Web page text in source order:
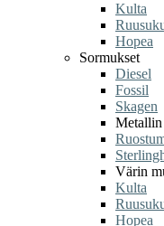
Kulta
Hopea
Sormukset
Diesel
Fossil
Skagen
Metallin
Värin
Kulta
Hopea